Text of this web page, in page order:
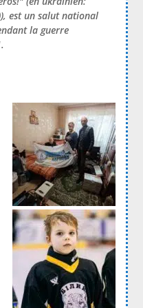
est un salut national
la guerre